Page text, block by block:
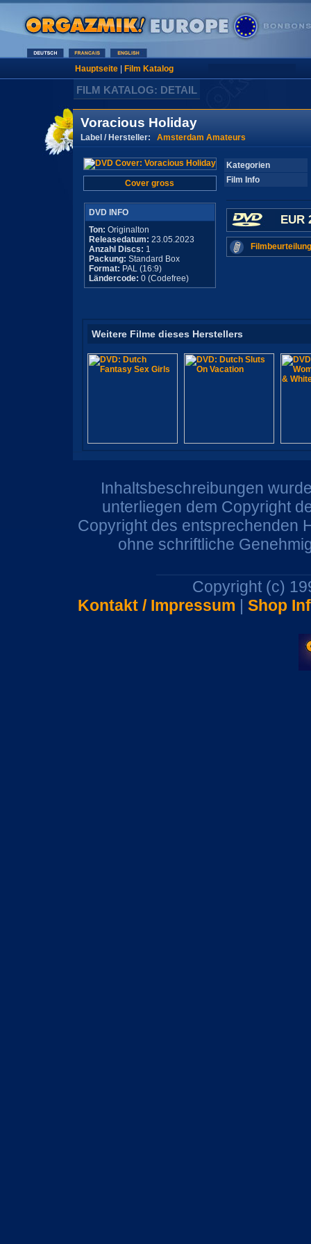
Hauptseite| Film Katalog
FILM KATALOG: DETAIL
Voracious Holiday
Label / Hersteller: Amsterdam Amateurs
Cover gross
DVD INFO
Ton: Originalton
Releasedatum: 23.05.2023
Anzahl Discs: 1
Packung: Standard Box
Format: PAL (16:9)
Ländercode: 0 (Codefree)
Kategorien
Film Info
EUR
Weitere Filme dieses Herstellers
Inhaltsbeschreibungen
unterliegen dem Copyright
Copyright des entsprechenden
ohne schriftliche
Copyright (c)
Kontakt / Impressum | Shop